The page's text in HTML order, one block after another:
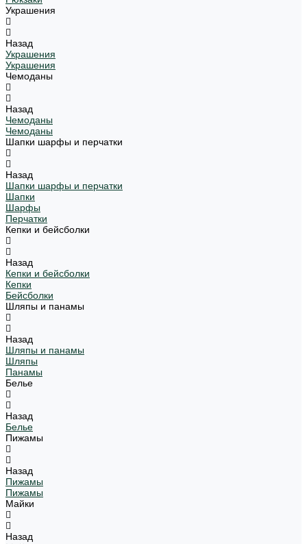
Украшения
Назад
Украшения
Украшения
Чемоданы
Назад
Чемоданы
Чемоданы
Шапки шарфы и перчатки
Назад
Шапки шарфы и перчатки
Шапки
Шарфы
Перчатки
Кепки и бейсболки
Назад
Кепки и бейсболки
Кепки
Бейсболки
Шляпы и панамы
Назад
Шляпы и панамы
Шляпы
Панамы
Белье
Назад
Белье
Пижамы
Назад
Пижамы
Пижамы
Майки
Назад